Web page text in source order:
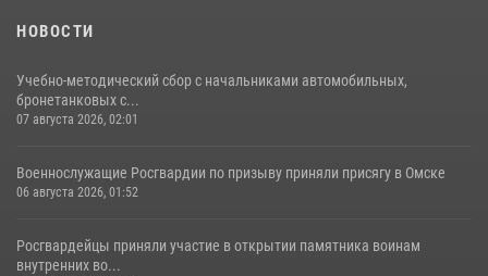
НОВОСТИ
Учебно-методический сбор с начальниками автомобильных,
бронетанковых с...
07 августа 2026, 02:01
Военнослужащие Росгвардии по призыву приняли присягу в Омске
06 августа 2026, 01:52
Росгвардейцы приняли участие в открытии памятника воинам
внутренних во...